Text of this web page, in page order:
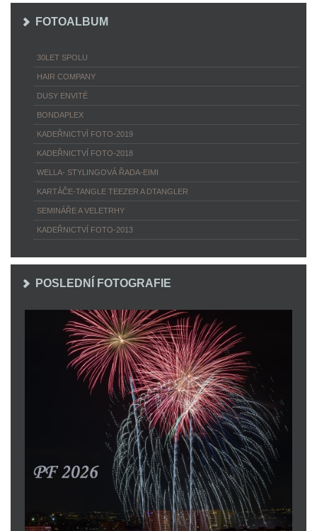
FOTOALBUM
30LET SPOLU
HAIR COMPANY
DUSY ENVITÉ
BONDAPLEX
KADEŘNICTVÍ FOTO-2019
KADEŘNICTVÍ FOTO-2018
WELLA- STYLINGOVÁ ŘADA-EIMI
KARTÁČE-TANGLE TEEZER A DTANGLER
SEMINÁŘE A VELETRHY
KADEŘNICTVÍ FOTO-2013
POSLEDNÍ FOTOGRAFIE